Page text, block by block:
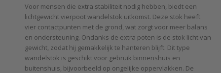
Voor mensen die extra stabiliteit nodig hebben, biedt een
lichtgewicht vierpoot wandelstok uitkomst. Deze stok heeft
vier contactpunten met de grond, wat zorgt voor meer balans
en ondersteuning. Ondanks de extra poten is de stok licht van
gewicht, zodat hij gemakkelijk te hanteren blijft. Dit type
wandelstok is geschikt voor gebruik binnenshuis en
buitenshuis, bijvoorbeeld op ongelijke oppervlakken. De